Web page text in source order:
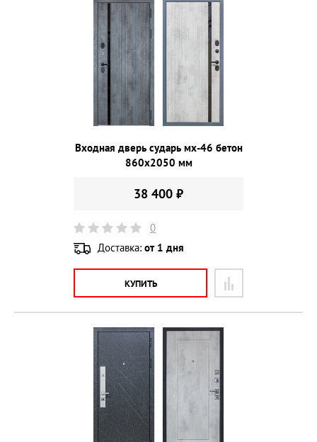
Входная дверь сударь мх-46 бетон
860х2050 мм
38 400 ₽
0
Доставка: от 1 дня
КУПИТЬ